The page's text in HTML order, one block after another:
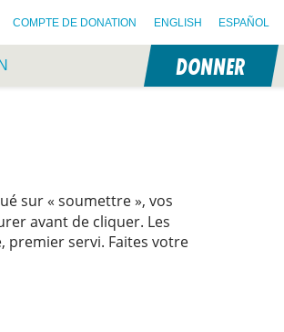
COMPTE DE DONATION ENGLISH ESPAÑOL
DONNER
sur « soumettre », vos
avant de cliquer. Les
premier servi. Faites votre